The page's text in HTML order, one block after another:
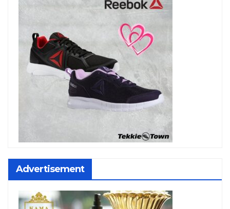
Advertisement